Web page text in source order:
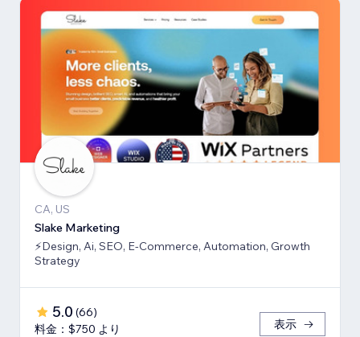
CA, US
Slake Marketing
⚡Design, Ai, SEO, E-Commerce, Automation, Growth
Strategy
5.0 (66)
料金：$750 より
表示